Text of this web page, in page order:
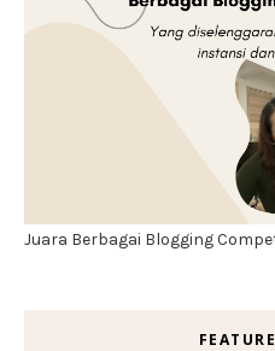
Juara Berbagai Blogging